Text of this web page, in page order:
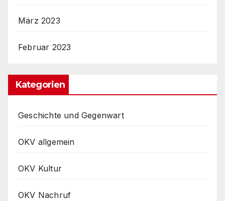
März 2023
Februar 2023
Kategorien
Geschichte und Gegenwart
OKV allgemein
OKV Kultur
OKV Nachruf